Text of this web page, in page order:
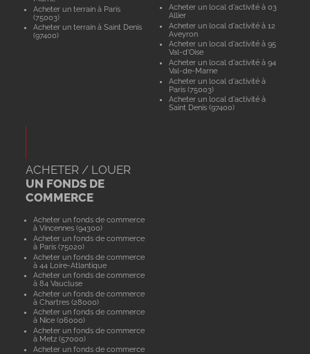
Acheter un terrain à Paris
(75003)
Acheter un terrain à Saint Denis
(97400)
Acheter un local d'activité à 03
Allier
Acheter un local d'activité à 12
Aveyron
Acheter un local d'activité à 95
Val-d'Oise
Acheter un local d'activité à 94
Val-de-Marne
Acheter un local d'activité à
Paris (75003)
Acheter un local d'activité à
Saint Denis (97400)
ACHETER / LOUER
UN FONDS DE
COMMERCE
Acheter un fonds de commerce
à Vincennes (94300)
Acheter un fonds de commerce
à Paris (75020)
Acheter un fonds de commerce
à 44 Loire-Atlantique
Acheter un fonds de commerce
à 84 Vaucluse
Acheter un fonds de commerce
à Chartres (28000)
Acheter un fonds de commerce
à Nice (06000)
Acheter un fonds de commerce
à Metz (57000)
Acheter un fonds de commerce